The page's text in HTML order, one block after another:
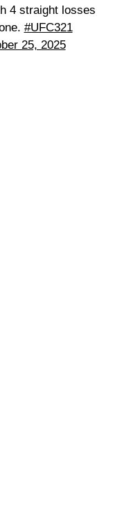
4 straight losses
#UFC321
25, 2025